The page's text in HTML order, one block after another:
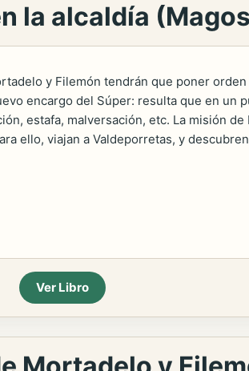
la alcaldía
y Filemón tendrán que poner
encargo del Súper: resulta que en un
estafa, malversación, etc. La misión
ello, viajan a Valdeporretas, y
Ver Libro